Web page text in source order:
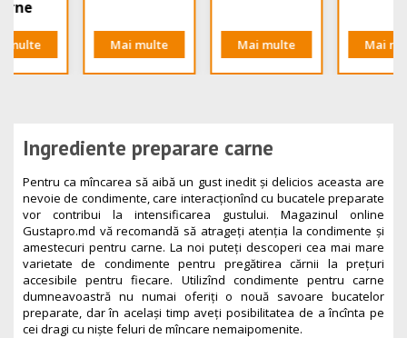
Ingrediente preparare carne
Pentru ca mîncarea să aibă un gust inedit și delicios aceasta are
nevoie de condimente, care interacționînd cu bucatele preparate
vor contribui la intensificarea gustului. Magazinul online
Gustapro.md vă recomandă să atrageți atenția la condimente și
amestecuri pentru carne. La noi puteți descoperi cea mai mare
varietate de condimente pentru pregătirea cărnii la prețuri
accesibile pentru fiecare. Utilizînd condimente pentru carne
dumneavoastră nu numai oferiți o nouă savoare bucatelor
preparate, dar în același timp aveți posibilitatea de a încînta pe
cei dragi cu niște feluri de mîncare nemaipomenite.